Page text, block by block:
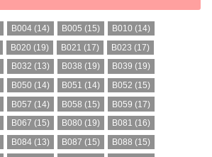
B004(14) B005 (15) B010 (14)
B020 (19) B021 (17) B023 (17)
B032 (13) B038 (19) B039 (19)
B050 (14) B051 (14) B052 (15)
B057 (14) B058 (15) B059 (17)
B067 (15) B080 (19) B081 (16)
B084(13) B087 (15) B088 (15)